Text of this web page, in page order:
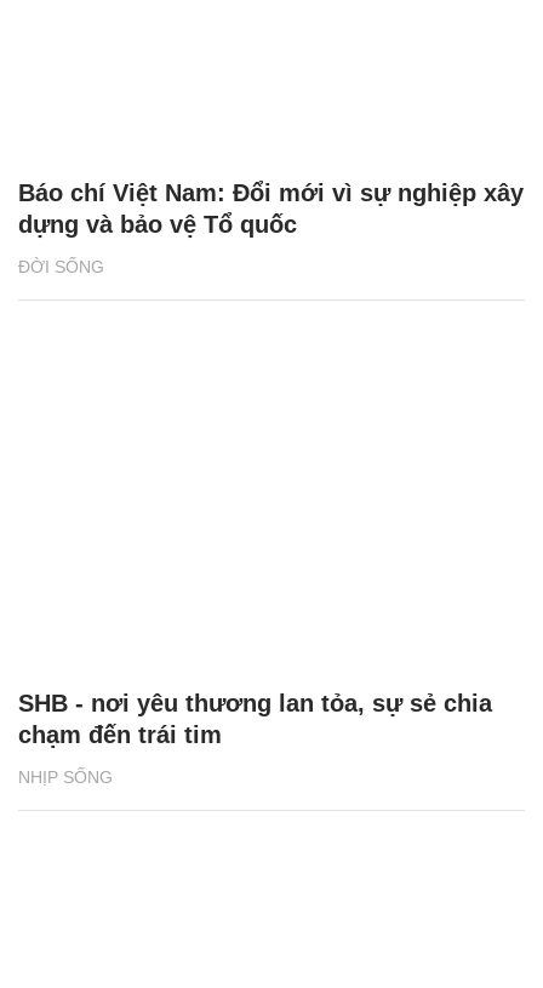
ĐỜI SỐNG
Báo chí Việt Nam: Đổi mới vì sự nghiệp xây
dựng và bảo vệ Tổ quốc
NHỊP SỐNG
SHB - nơi yêu thương lan tỏa, sự sẻ chia
chạm đến trái tim